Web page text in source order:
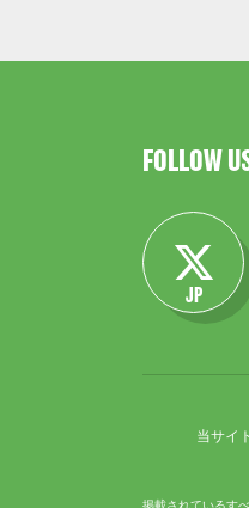
FOLLOW
JP
当サイ
掲載されているす